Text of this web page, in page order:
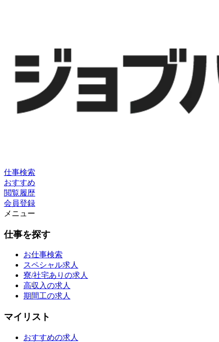
仕事検索
おすすめ
閲覧履歴
会員登録
メニュー
仕事を探す
お仕事検索
スペシャル求人
寮/社宅ありの求人
高収入の求人
期間工の求人
マイリスト
おすすめの求人